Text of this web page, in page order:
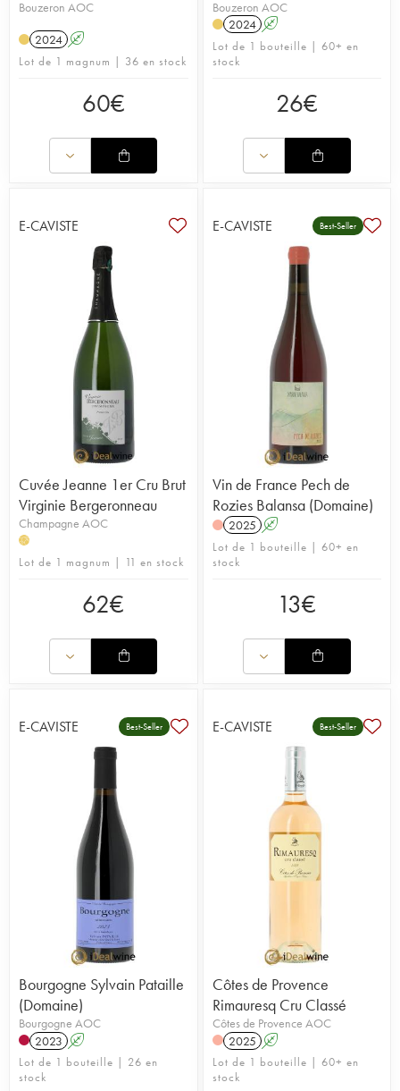
Bouzeron AOC
2024 A
Lot de 1 magnum | 36 en stock
60€
Bouzeron AOC
2024 A
Lot de 1 bouteille | 60+ en
stock
26€
E-CAVISTE
Cuvée Jeanne 1er Cru Brut
Virginie Bergeronneau
Champagne AOC
H
Lot de 1 magnum | 11 en stock
62€
E-CAVISTE Best-Seller
Vin de France Pech de
Rozies Balansa (Domaine)
2025 A
Lot de 1 bouteille | 60+ en
stock
13€
E-CAVISTE Best-Seller
Bourgogne Sylvain Pataille
(Domaine)
Bourgogne AOC
2023 A
Lot de 1 bouteille | 26 en
stock
E-CAVISTE Best-Seller
Côtes de Provence
Rimauresq Cru Classé
Côtes de Provence AOC
2025 A
Lot de 1 bouteille | 60+ en
stock